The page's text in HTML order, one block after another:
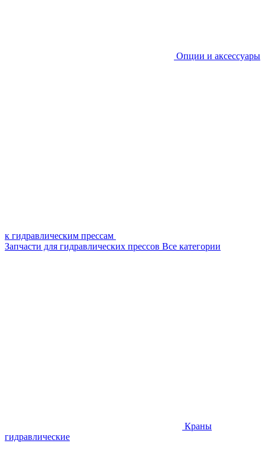
Опции и аксессуары
к гидравлическим прессам
Запчасти для гидравлических прессов Все категории
Краны
гидравлические